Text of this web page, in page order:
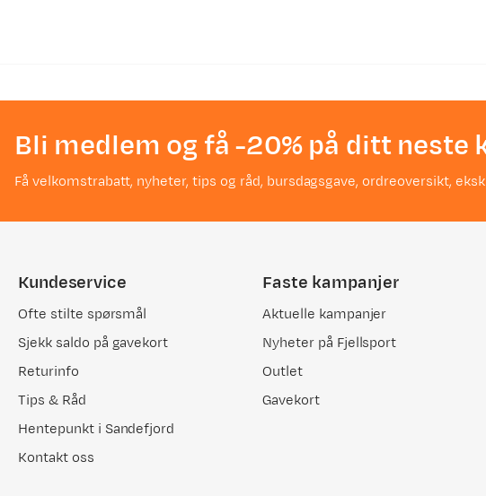
Bli medlem og få -20% på ditt neste
Få velkomstrabatt, nyheter, tips og råd, bursdagsgave, ordreoversikt,
Kundeservice
Ofte stilte spørsmål
Sjekk saldo på gavekort
Returinfo
Tips & Råd
Hentepunkt i Sandefjord
Kontakt oss
Faste kampanjer
Aktuelle kampanjer
Nyheter på Fjellsport
Outlet
Gavekort